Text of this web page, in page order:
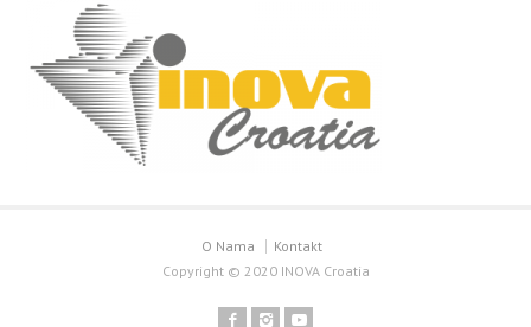
O Nama
Kontakt
Copyright © 2020 INOVA Croatia